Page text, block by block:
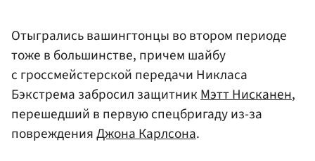
Отыгрались вашингтонцы во втором периоде
тоже в большинстве, причем шайбу
с гроссмейстерской передачи Никласа
Бэкстрема забросил защитникМэтт Нисканен,
перешедший в первую спецбригаду из-за
поврежденияДжона Карлсона.